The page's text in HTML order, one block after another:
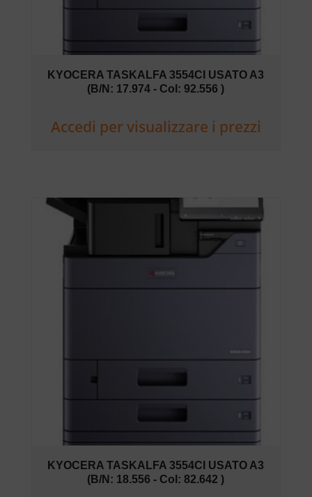
KYOCERA TASKALFA 3554CI USATO A3
(B/N: 17.974 - Col: 92.556 )
Accedi per visualizzare i prezzi
KYOCERA TASKALFA 3554CI USATO A3
(B/N: 18.556 - Col: 82.642 )